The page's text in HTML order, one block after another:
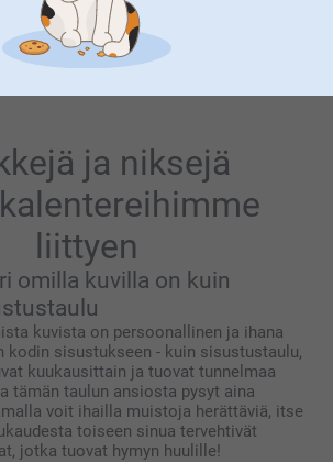
Alkaen
(61 arvostelut)
ja niksejä
liittyen
omilla kuvilla on kuin
kuvista on persoonallinen ja ihana
kodin sisustukseen - kuin sisustustaulu,
kuukausittain ja tuovat tunnelmaa
tämän taulun ansiosta pysyt aina
voit ihailla muistoja herättäviä, itse
toiseen sinua tervehtivät
jotka tuovat hymyn huulille!